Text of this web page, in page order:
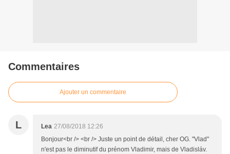
Commentaires
Ajouter un commentaire
L Lea 27/08/2018 12:26
Bonjour<br /> <br /> Juste un point de détail, cher OG. "Vlad"
n'est pas le diminutif du prénom Vladimir, mais de Vladisláv.